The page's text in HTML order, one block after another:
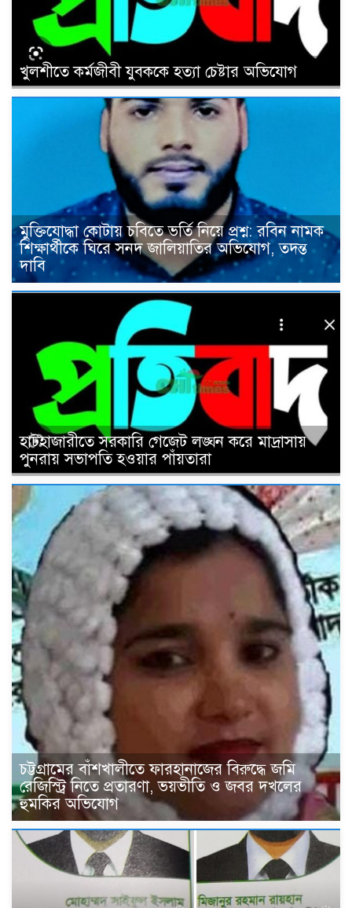
খুলশীতে কর্মজীবী যুবককে হত্যা চেষ্টার অভিযোগ
মুক্তিযোদ্ধা কোটায় চবিতে ভর্তি নিয়ে প্রশ্ন: রবিন নামক
শিক্ষার্থীকে ঘিরে সনদ জালিয়াতির অভিযোগ, তদন্ত
দাবি
হাটহাজারীতে সরকারি গেজেট লঙ্ঘন করে মাদ্রাসায়
পুনরায় সভাপতি হওয়ার পাঁয়তারা
চট্টগ্রামের বাঁশখালীতে ফারহানাজের বিরুদ্ধে জমি
রেজিস্ট্রি নিতে প্রতারণা, ভয়ভীতি ও জবর দখলের
হুমকির অভিযোগ